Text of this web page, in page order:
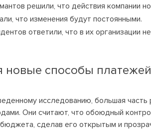
решили, что действия компании
что изменения будут постоянными.
ответили, что в их организации
новые способы
исследованию, большая
Они считают, что обоюдный
бюджета, сделав его открытым и